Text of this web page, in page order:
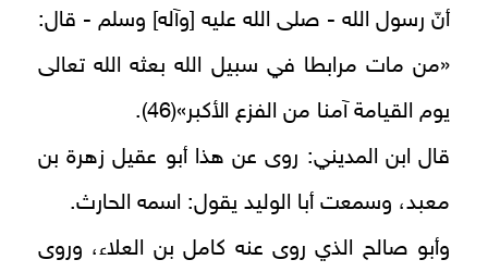
أنّ رسول الله - صلى الله عليه [وآله] وسلم - قال:
«من مات مرابطا في سبيل الله بعثه الله تعالى
يوم القيامة آمنا من الفزع الأكبر»(46).
قال ابن المديني: روى عن هذا أبو عقيل زهرة بن
معبد، وسمعت أبا الوليد يقول: اسمه الحارث.
وأبو صالح الذي روى عنه كامل بن العلاء، وروى